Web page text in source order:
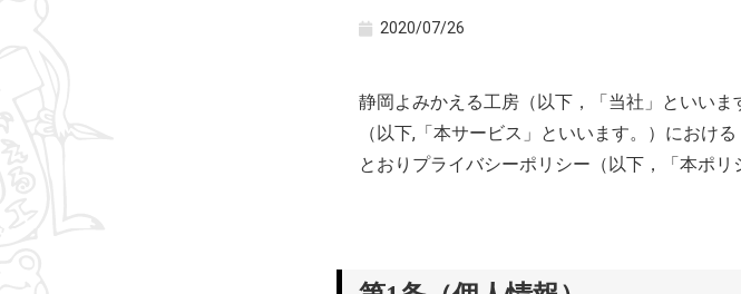
2020/07/26
静岡よみかえる工房（以下，「当社」といい
（以下,「本サービス」といいます。）におけ
とおりプライバシーポリシー（以下，「本ポリ